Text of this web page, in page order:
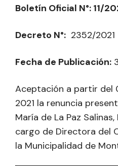
Boletín Oficial N°: 11/
Decreto N°: 2352/2021
Fecha de Publicación:
Aceptación a partir del
2021 la renuncia
María de La Paz Salinas,
cargo de Directora del
la Municipalidad de